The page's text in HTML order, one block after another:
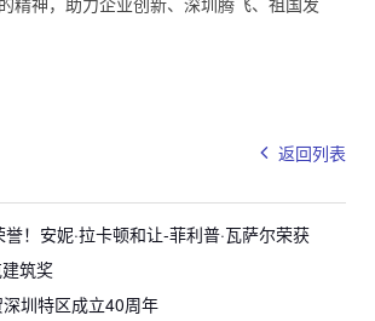
返回列表
！安妮·拉卡顿和让-菲利普·瓦萨尔荣获
筑奖
圳特区成立40周年